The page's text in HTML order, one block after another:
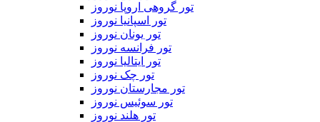
تور گروهی اروپا نوروز
تور اسپانیا نوروز
تور یونان نوروز
تور فرانسه نوروز
تور ایتالیا نوروز
تور چک نوروز
تور مجارستان نوروز
تور سوئیس نوروز
تور هلند نوروز